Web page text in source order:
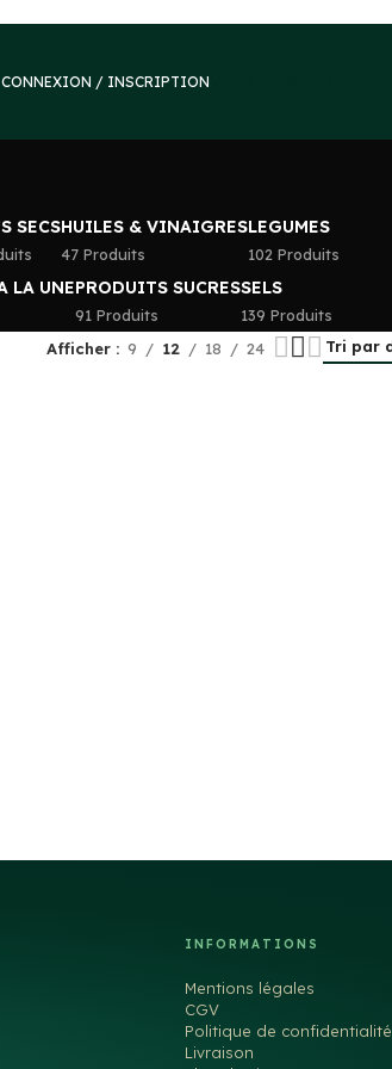
CONNEXION / INSCRIPTION
SECSHUILES & VINAIGRES
47 Produits
LEGUMES
102 Produits
LA UNEPRODUITS SUCRES
91 Produits
SELS
139 Produits
Afficher 9 12 18 24
INFORMATIONS
Mentions légales
CGV
Politique de confidentialité
Livraison